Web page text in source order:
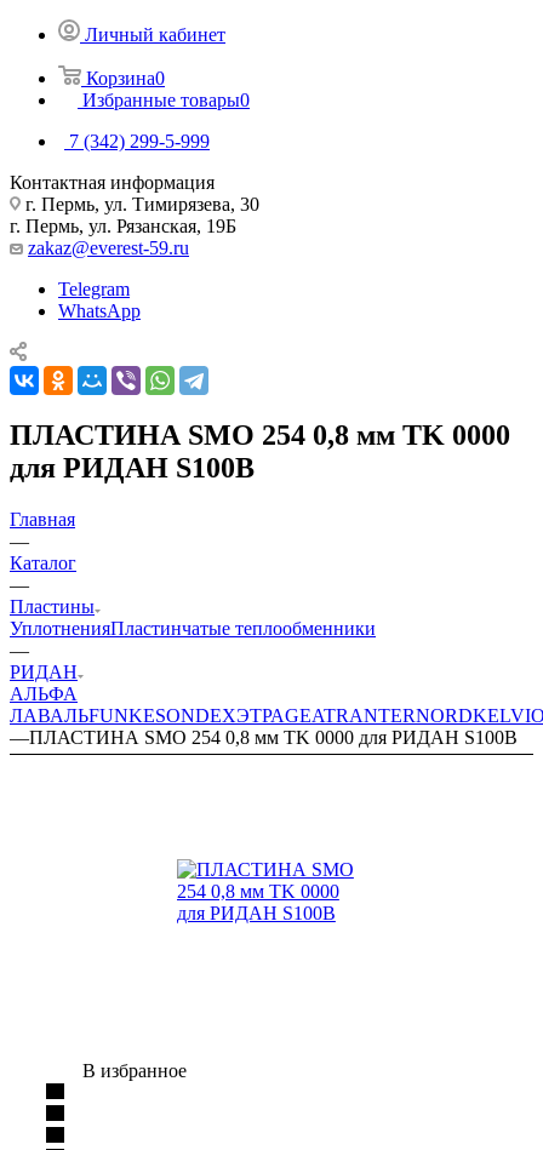
Личный кабинет
Корзина0
Избранные товары0
7 (342) 299-5-999
Контактная информация
г. Пермь, ул. Тимирязева, 30
г. Пермь, ул. Рязанская, 19Б
zakaz@everest-59.ru
Telegram
WhatsApp
ПЛАСТИНА SMO 254 0,8 мм TK 0000
для РИДАН S100B
Главная
—
Каталог
—
Пластины
УплотненияПластинчатые теплообменники
—
РИДАН
АЛЬФА
ЛАВАЛЬFUNKESONDEXЭТРАGEATRANTERNORD
—ПЛАСТИНА SMO 254 0,8 мм TK 0000 для РИДАН S100B
В избранное